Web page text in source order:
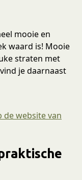
mooie en
waard is! Mooie
straten met
je daarnaast
de website van